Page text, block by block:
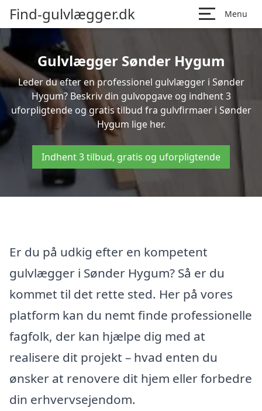
Find-gulvlægger.dk Menu
Gulvlægger Sønder Hygum
Leder du efter en professionel gulvlægger i Sønder
Hygum? Beskriv din gulvopgave og indhent 3
uforpligtende og gratis tilbud fra gulvfirmaer i Sønder
Hygum lige her.
Indhent 3 tilbud, gratis og uforpligtende
Er du på udkig efter en kompetent
gulvlægger i Sønder Hygum? Så er du
kommet til det rette sted. Her på vores
platform kan du nemt finde professionelle
fagfolk, der kan hjælpe dig med at
realisere dit projekt – hvad enten du
ønsker at renovere dit hjem eller forbedre
din erhvervsejendom.